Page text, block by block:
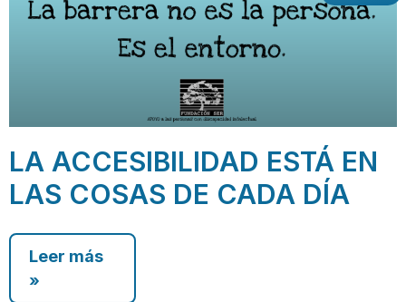
LA ACCESIBILIDAD ESTÁ EN
LAS COSAS DE CADA DÍA
Leer más
»